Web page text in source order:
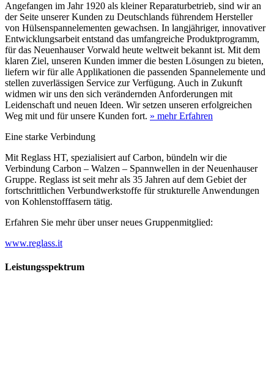
Angefangen im Jahr 1920 als kleiner Reparaturbetrieb, sind wir an
der Seite unserer Kunden zu Deutschlands führendem Hersteller
von Hülsenspannelementen gewachsen. In langjähriger, innovativer
Entwicklungsarbeit entstand das umfangreiche Produktprogramm,
für das Neuenhauser Vorwald heute weltweit bekannt ist. Mit dem
klaren Ziel, unseren Kunden immer die besten Lösungen zu bieten,
liefern wir für alle Applikationen die passenden Spannelemente und
stellen zuverlässigen Service zur Verfügung. Auch in Zukunft
widmen wir uns den sich verändernden Anforderungen mit
Leidenschaft und neuen Ideen. Wir setzen unseren erfolgreichen
Weg mit und für unsere Kunden fort. » mehr Erfahren
Eine starke Verbindung
Mit Reglass HT, spezialisiert auf Carbon, bündeln wir die
Verbindung Carbon – Walzen – Spannwellen in der Neuenhauser
Gruppe. Reglass ist seit mehr als 35 Jahren auf dem Gebiet der
fortschrittlichen Verbundwerkstoffe für strukturelle Anwendungen
von Kohlenstofffasern tätig.
Erfahren Sie mehr über unser neues Gruppenmitglied:
www.reglass.it
Leistungsspektrum